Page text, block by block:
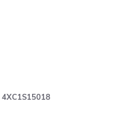
4XC1S15018